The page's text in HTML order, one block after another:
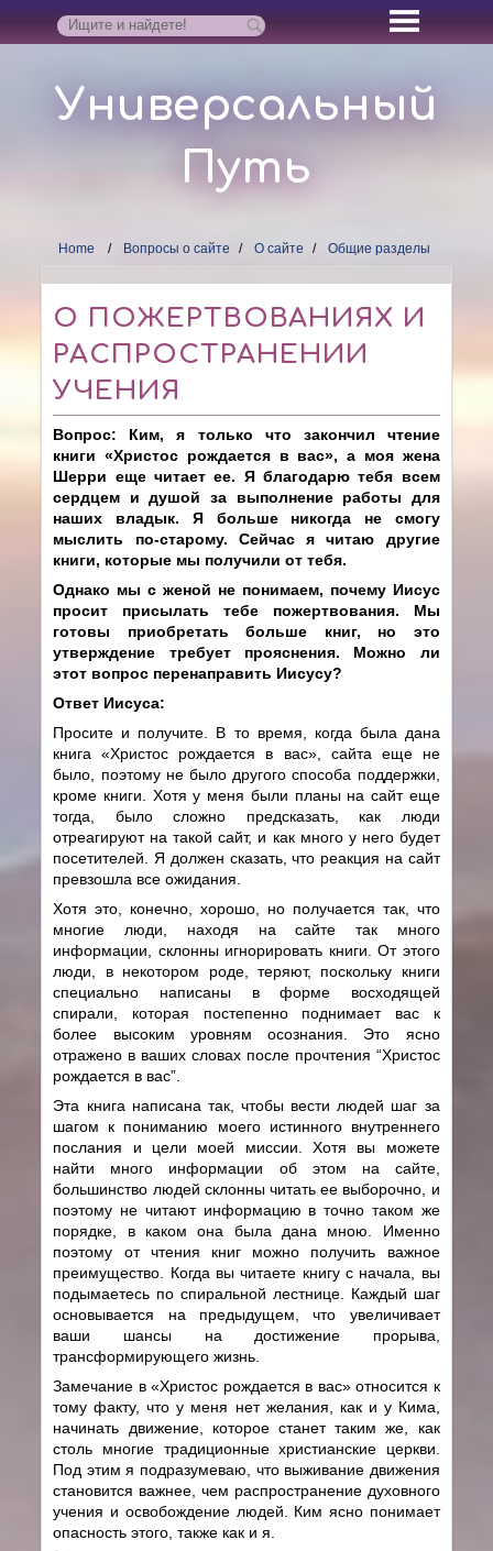
Универсальный
Путь
Home Вопросы о сайте О сайте Общие разделы
О ПОЖЕРТВОВАНИЯХ И
РАСПРОСТРАНЕНИИ
УЧЕНИЯ
Вопрос: Ким, я только что закончил чтение
книги «Христос рождается в вас», а моя жена
Шерри еще читает ее. Я благодарю тебя всем
сердцем и душой за выполнение работы для
наших владык. Я больше никогда не смогу
мыслить по-старому. Сейчас я читаю другие
книги, которые мы получили от тебя.
Однако мы с женой не понимаем, почему Иисус
просит присылать тебе пожертвования. Мы
готовы приобретать больше книг, но это
утверждение требует прояснения. Можно ли
этот вопрос перенаправить Иисусу?
Ответ Иисуса:
Просите и получите. В то время, когда была дана
книга «Христос рождается в вас», сайта еще не
было, поэтому не было другого способа поддержки,
кроме книги. Хотя у меня были планы на сайт еще
тогда, было сложно предсказать, как люди
отреагируют на такой сайт, и как много у него будет
посетителей. Я должен сказать, что реакция на сайт
превзошла все ожидания.
Хотя это, конечно, хорошо, но получается так, что
многие люди, находя на сайте так много
информации, склонны игнорировать книги. От этого
люди, в некотором роде, теряют, поскольку книги
специально написаны в форме восходящей
спирали, которая постепенно поднимает вас к
более высоким уровням осознания. Это ясно
отражено в ваших словах после прочтения “Христос
рождается в вас”.
Эта книга написана так, чтобы вести людей шаг за
шагом к пониманию моего истинного внутреннего
послания и цели моей миссии. Хотя вы можете
найти много информации об этом на сайте,
большинство людей склонны читать ее выборочно, и
поэтому не читают информацию в точно таком же
порядке, в каком она была дана мною. Именно
поэтому от чтения книг можно получить важное
преимущество. Когда вы читаете книгу с начала, вы
подымаетесь по спиральной лестнице. Каждый шаг
основывается на предыдущем, что увеличивает
ваши шансы на достижение прорыва,
трансформирующего жизнь.
Замечание в «Христос рождается в вас» относится к
тому факту, что у меня нет желания, как и у Кима,
начинать движение, которое станет таким же, как
столь многие традиционные христианские церкви.
Под этим я подразумеваю, что выживание движения
становится важнее, чем распространение духовного
учения и освобождение людей. Ким ясно понимает
опасность этого, также как и я.